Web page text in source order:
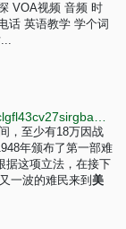
VOA视频 音频 时
话 英语教学 学个词
，至少有18万因战
年颁布了第一部难
据这项立法，在接下
一波的难民来到 美